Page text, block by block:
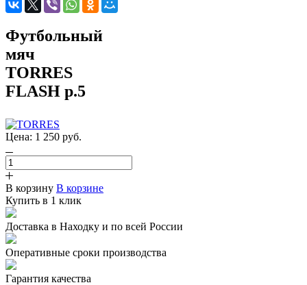
Футбольный
мяч
TORRES
FLASH р.5
Цена: 1 250 руб.
В корзину В корзине
Купить в 1 клик
Доставка в Находку и по всей России
Оперативные сроки производства
Гарантия качества